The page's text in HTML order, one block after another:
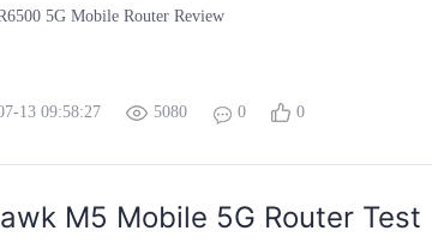
5G Mobile Router Review
13 09:58:27 5080 0 0
M5 Mobile 5G Router Test